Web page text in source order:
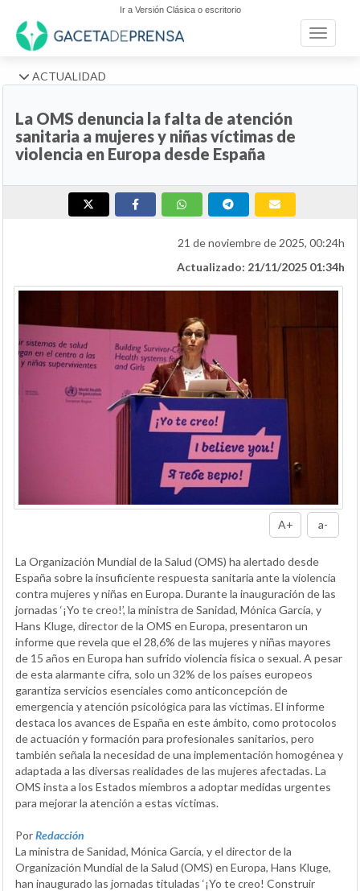
Ir a Versión Clásica o escritorio
Toggle
ACTUALIDAD
La OMS denuncia la falta de atención
sanitaria a mujeres y niñas víctimas de
violencia en Europa desde España
21 de noviembre de 2025, 00:24h
Actualizado: 21/11/2025 01:34h
A+ a-
La Organización Mundial de la Salud (OMS) ha alertado desde
España sobre la insuficiente respuesta sanitaria ante la violencia
contra mujeres y niñas en Europa. Durante la inauguración de las
jornadas ‘¡Yo te creo!’, la ministra de Sanidad, Mónica García, y
Hans Kluge, director de la OMS en Europa, presentaron un
informe que revela que el 28,6% de las mujeres y niñas mayores
de 15 años en Europa han sufrido violencia física o sexual. A pesar
de esta alarmante cifra, solo un 32% de los países europeos
garantiza servicios esenciales como anticoncepción de
emergencia y atención psicológica para las víctimas. El informe
destaca los avances de España en este ámbito, como protocolos
de actuación y formación para profesionales sanitarios, pero
también señala la necesidad de una implementación homogénea y
adaptada a las diversas realidades de las mujeres afectadas. La
OMS insta a los Estados miembros a adoptar medidas urgentes
para mejorar la atención a estas víctimas.
PorRedacción
La ministra de Sanidad, Mónica García, y el director de la
Organización Mundial de la Salud (OMS) en Europa, Hans Kluge,
han inaugurado las jornadas tituladas ‘¡Yo te creo! Construir